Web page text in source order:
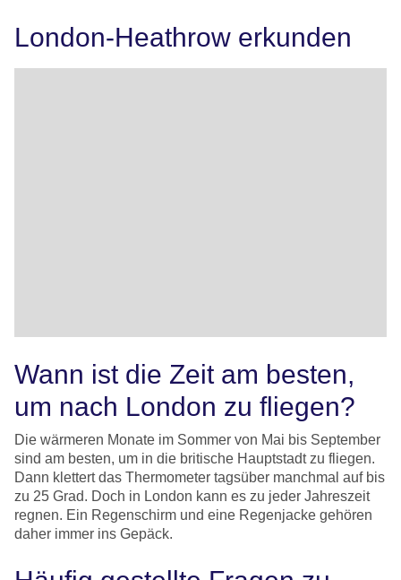
London-Heathrow erkunden
Wann ist die Zeit am besten,
um nach London zu fliegen?
Die wärmeren Monate im Sommer von Mai bis September
sind am besten, um in die britische Hauptstadt zu fliegen.
Dann klettert das Thermometer tagsüber manchmal auf bis
zu 25 Grad. Doch in London kann es zu jeder Jahreszeit
regnen. Ein Regenschirm und eine Regenjacke gehören
daher immer ins Gepäck.